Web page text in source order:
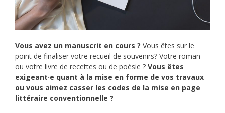
Vous avez un manuscrit en cours ? Vous êtes sur le
point de finaliser votre recueil de souvenirs? Votre roman
ou votre livre de recettes ou de poésie ? Vous êtes
exigeant·e quant à la mise en forme de vos travaux
ou vous aimez casser les codes de la mise en page
littéraire conventionnelle ?